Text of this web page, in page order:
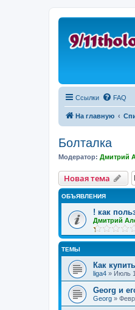
Ссылки FAQ
На главную
Болталка
Модератор: Дмитрий
Новая тема
ОБЪЯВЛЕНИЯ
! как
Дмитрий
ТЕМЫ
Как
liga4 » Июль
Georg и
Georg »